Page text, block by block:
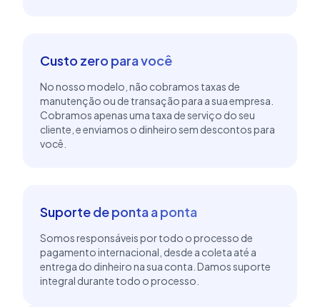
Custo zero para você
No nosso modelo, não cobramos taxas de
manutenção ou de transação para a sua empresa.
Cobramos apenas uma taxa de serviço do seu
cliente, e enviamos o dinheiro sem descontos para
você.
Suporte de ponta a ponta
Somos responsáveis por todo o processo de
pagamento internacional, desde a coleta até a
entrega do dinheiro na sua conta. Damos suporte
integral durante todo o processo.